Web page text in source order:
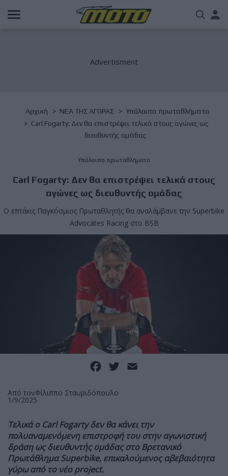
Παράκαμψη
προς
Breadcrumb
Αρχική NΕΑ ΤΗΣ ΑΓΟΡΑΣ
Υπόλοιπα πρωταθλήματα
Carl Fogarty: Δεν θα επιστρέψει τελικά στους αγώνες ως
διευθυντής ομάδας
Υπόλοιπα πρωταθλήματα
Carl Fogarty: Δεν θα επιστρέψει τελικά στους
αγώνες ως διευθυντής ομάδας
Ο επτάκις Παγκόσμιος Πρωταθλητής θα αναλάμβανε την Superbike
Advocates Racing στο BSB
Facebook
Twitter
Από τονΦίλιππο Σταυριδόπουλο
1/9/2025
Τελικά ο Carl Fogarty δεν θα κάνει την
πολυαναμενόμενη επιστροφή του στην αγωνιστική
δράση ως διευθυντής ομάδας στο Βρετανικό
Πρωτάθλημα Superbike, επικαλούμενος αβεβαιότητα
γύρω από το νέο project.